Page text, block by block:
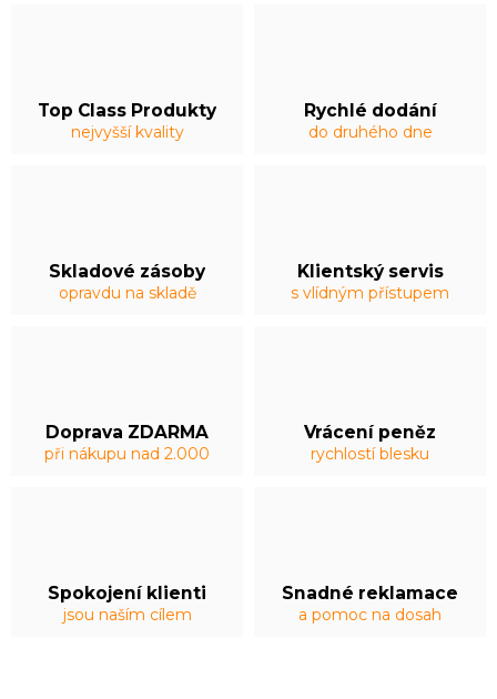
Top Class Produkty
nejvyšší kvality
Rychlé dodání
do druhého dne
Skladové zásoby
opravdu na skladě
Klientský servis
s vlídným přístupem
Doprava ZDARMA
při nákupu nad 2.000
Vrácení peněz
rychlostí blesku
Spokojení klienti
jsou naším cílem
Snadné reklamace
a pomoc na dosah